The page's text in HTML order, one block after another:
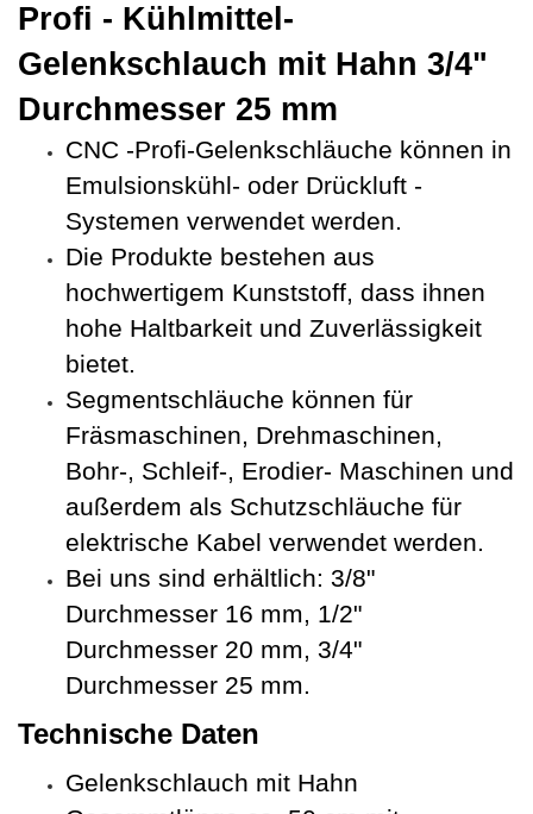
Profi - Kühlmittel-
Gelenkschlauch mit Hahn 3/4"
Durchmesser 25 mm
CNC -Profi-Gelenkschläuche können in
Emulsionskühl- oder Drückluft -
Systemen verwendet werden.
Die Produkte bestehen aus
hochwertigem Kunststoff, dass ihnen
hohe Haltbarkeit und Zuverlässigkeit
bietet.
Segmentschläuche können für
Fräsmaschinen, Drehmaschinen,
Bohr-, Schleif-, Erodier- Maschinen und
außerdem als Schutzschläuche für
elektrische Kabel verwendet werden.
Bei uns sind erhältlich: 3/8"
Durchmesser 16 mm, 1/2"
Durchmesser 20 mm, 3/4"
Durchmesser 25 mm.
Technische Daten
Gelenkschlauch mit Hahn